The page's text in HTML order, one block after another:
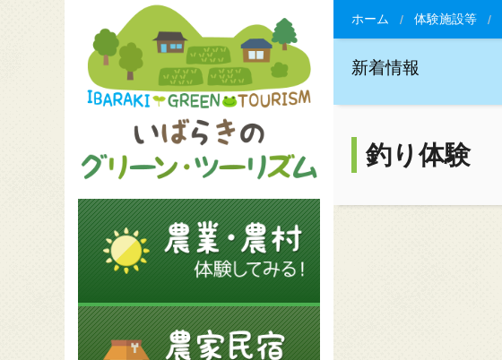
ホーム 体験施設等
新着情報
釣り体験